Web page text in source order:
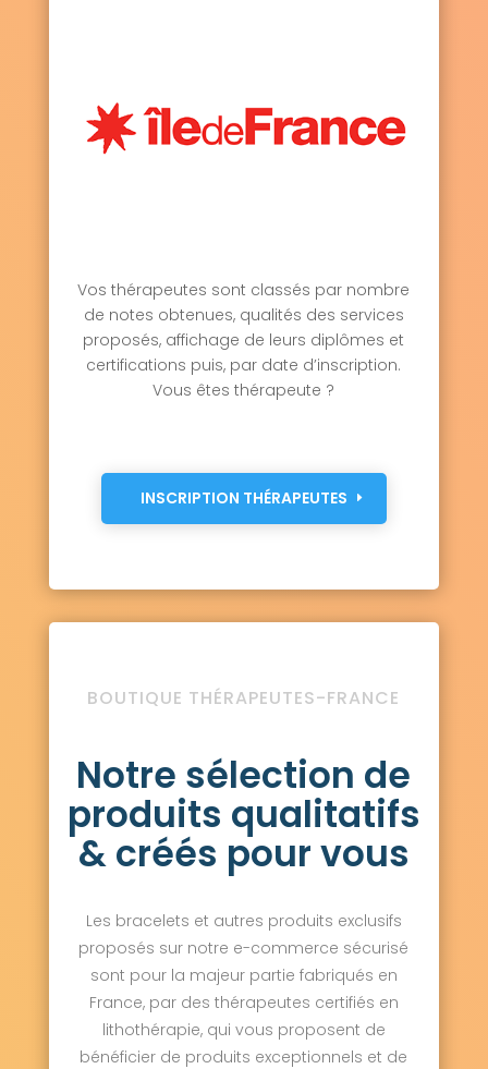
Vos thérapeutes sont classés par nombre
de notes obtenues, qualités des services
proposés, affichage de leurs diplômes et
certifications puis, par date d’inscription.
Vous êtes thérapeute ?
INSCRIPTION THÉRAPEUTES
BOUTIQUE THÉRAPEUTES-FRANCE
Notre sélection de
produits qualitatifs
& créés pour vous
Les bracelets et autres produits exclusifs
proposés sur notre e-commerce sécurisé
sont pour la majeur partie fabriqués en
France, par des thérapeutes certifiés en
lithothérapie, qui vous proposent de
bénéficier de produits exceptionnels et de